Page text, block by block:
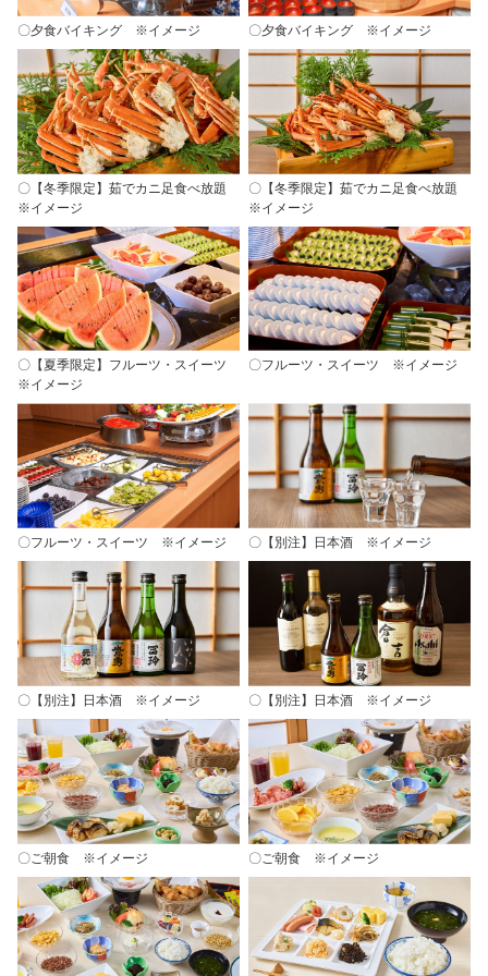
〇夕食バイキング ※イメージ 〇夕食バイキング ※イメージ
〇【冬季限定】茹でカニ足食べ放題
※イメージ
〇【冬季限定】茹でカニ足食べ放題
※イメージ
〇【夏季限定】フルーツ・スイーツ
※イメージ
〇フルーツ・スイーツ ※イメージ
〇フルーツ・スイーツ ※イメージ 〇【別注】日本酒 ※イメージ
〇【別注】日本酒 ※イメージ 〇【別注】日本酒 ※イメージ
〇ご朝食 ※イメージ 〇ご朝食 ※イメージ